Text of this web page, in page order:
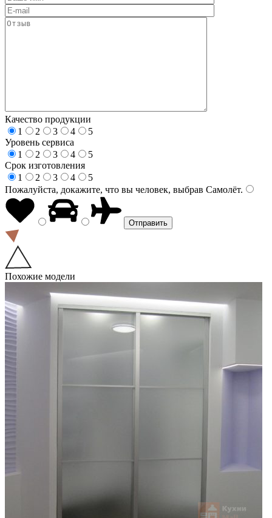
Качество продукции
1
2 3 4
5
Уровень сервиса
1
2 3 4
5
Срок изготовления
1
2 3 4
5
Пожалуйста, докажите, что вы человек, выбрав Самолёт.
Похожие модели